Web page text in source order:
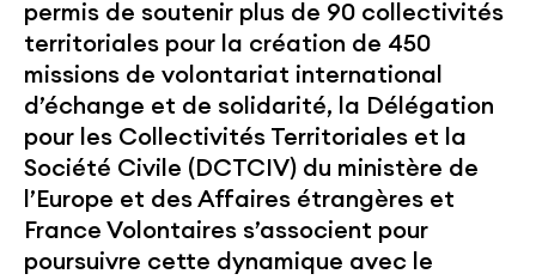
permis de soutenir plus de 90 collectivités
territoriales pour la création de 450
missions de volontariat international
d’échange et de solidarité, la Délégation
pour les Collectivités Territoriales et la
Société Civile (DCTCIV) du ministère de
l’Europe et des Affaires étrangères et
France Volontaires s’associent pour
poursuivre cette dynamique avec le